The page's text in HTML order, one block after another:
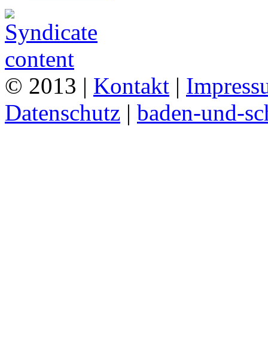
© 2013 | Kontakt |
Datenschutz | baden-und-